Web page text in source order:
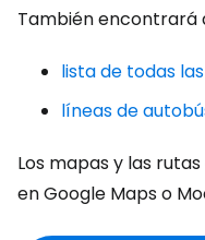
También encontrará
lista de todas
líneas de
Los mapas y las
en Google Maps o